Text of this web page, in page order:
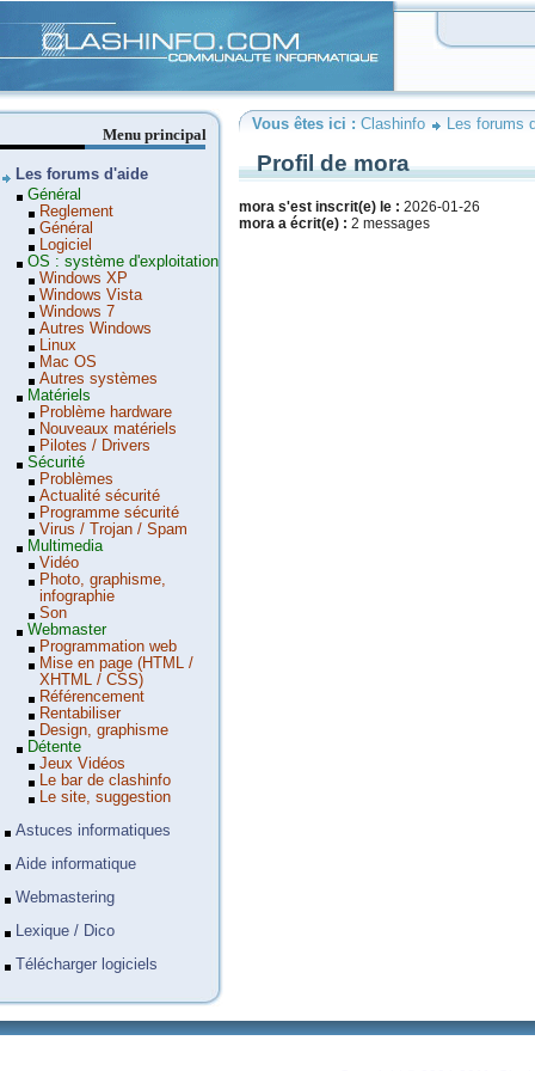
Vous êtes ici : Clashinfo Les forums
Profil de mora
mora s'est inscrit(e) le : 2026-01-26
mora a écrit(e) : 2 messages
Menu principal
Les forums d'aide
Général
Reglement
Général
Logiciel
OS : système d'exploitation
Windows XP
Windows Vista
Windows 7
Autres Windows
Linux
Mac OS
Autres systèmes
Matériels
Problème hardware
Nouveaux matériels
Pilotes / Drivers
Sécurité
Problèmes
Actualité sécurité
Programme sécurité
Virus / Trojan / Spam
Multimedia
Vidéo
Photo, graphisme,
infographie
Son
Webmaster
Programmation web
Mise en page (HTML /
XHTML / CSS)
Référencement
Rentabiliser
Design, graphisme
Détente
Jeux Vidéos
Le bar de clashinfo
Le site, suggestion
Astuces informatiques
Aide informatique
Webmastering
Lexique / Dico
Télécharger logiciels